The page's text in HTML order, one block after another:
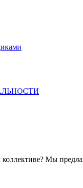
Мы